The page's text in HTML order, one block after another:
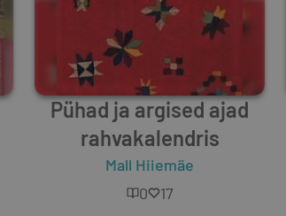
Pühad ja argised ajad
rahvakalendris
Mall Hiiemäe
0
17